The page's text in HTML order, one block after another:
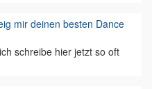
mir deinen besten Dance
schreibe hier jetzt so oft